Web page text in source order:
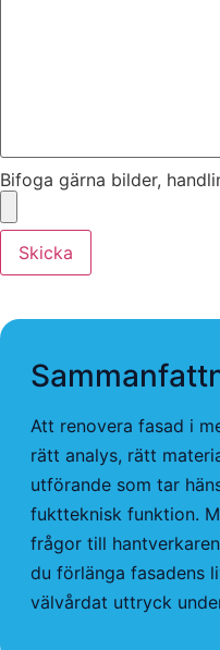
Bifoga gärna bilder,
Skicka
Att renovera fasad i
rätt analys, rätt
utförande som tar
fuktteknisk funktion.
frågor till
du förlänga fasadens
välvårdat uttryck